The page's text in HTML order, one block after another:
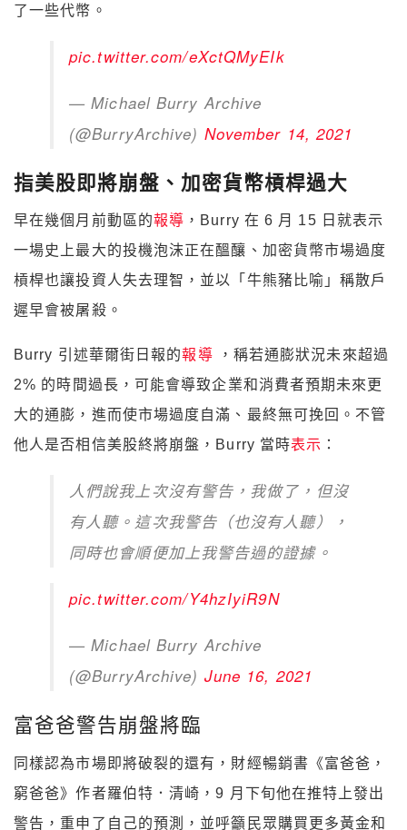
了一些代幣。
pic.twitter.com/eXctQMyEIk
— Michael Burry Archive
(@BurryArchive) November 14, 2021
指美股即將崩盤、加密貨幣槓桿過大
早在幾個月前動區的報導 ，Burry 在 6 月 15 日就表示
一場史上最大的投機泡沫正在醞釀、加密貨幣市場過度
槓桿也讓投資人失去理智，並以「牛熊豬比喻」稱散戶
遲早會被屠殺。
Burry 引述華爾街日報的報導 ，稱若通膨狀況未來超過
2% 的時間過長，可能會導致企業和消費者預期未來更
大的通膨，進而使市場過度自滿、最終無可挽回。不管
他人是否相信美股終將崩盤，Burry 當時表示 ：
人們說我上次沒有警告，我做了，但沒
有人聽。這次我警告（也沒有人聽），
同時也會順便加上我警告過的證據。
pic.twitter.com/Y4hzIyiR9N
— Michael Burry Archive
(@BurryArchive) June 16, 2021
富爸爸警告崩盤將臨
同樣認為市場即將破裂的還有，財經暢銷書《富爸爸，
窮爸爸》作者羅伯特．清崎，9 月下旬他在推特上發出
警告，重申了自己的預測，並呼籲民眾購買更多黃金和